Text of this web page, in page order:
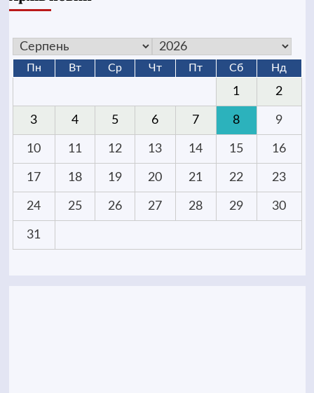
Пн Вт Ср Чт Пт Сб Нд
1 2
3 4 5 6 7 8 9
10 11 12 13 14 15 16
17 18 19 20 21 22 23
24 25 26 27 28 29 30
31